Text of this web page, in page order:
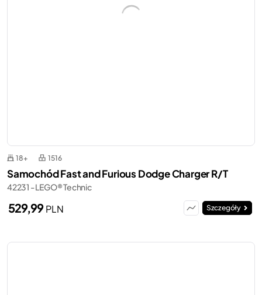
18+ 1516
Samochód Fast and Furious Dodge Charger R/T
42231 - LEGO® Technic
529,99PLN Szczegóły